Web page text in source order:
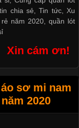
chia sẻ,Tin tức, Xu
năm 2020, quần lót
Xin cám ơn!
sơ mi nam
2020